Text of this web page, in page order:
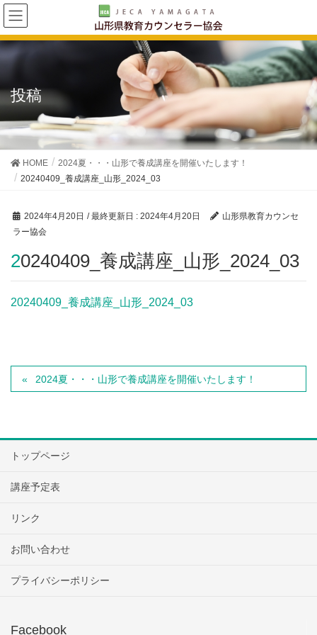
投稿
HOME
2024夏・・・山形で養成講座を開催いたします！
20240409_養成講座_山形_2024_03
2024年4月20日 / 最終更新日 : 2024年4月20日
山形県教育カウンセ
ラー協会
20240409_養成講座_山形_2024_03
20240409_養成講座_山形_2024_03
2024夏・・・山形で養成講座を開催いたします！
トップページ
講座予定表
リンク
お問い合わせ
プライバシーポリシー
Facebook